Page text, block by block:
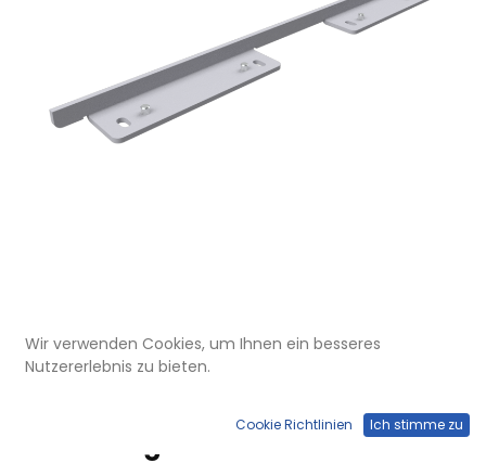
UBK 301 089
Endstückkappe für
Deckelzuschnitt UBK 300, für 8mm
Wir verwenden Cookies, um Ihnen ein besseres
Nutzererlebnis zu bieten.
Cookie Richtlinien Ich stimme zu